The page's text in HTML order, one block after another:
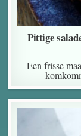
Pittige
Een frisse